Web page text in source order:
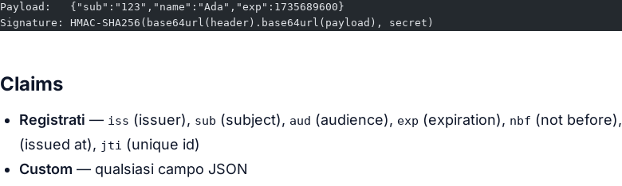
Payload:   {"sub":"123","name":"Ada","exp":1735689600}
Signature: HMAC-SHA256(base64url(header).base64url(payload), secret)
Claims
Registrati — iss (issuer), sub (subject), aud (audience), exp (expiration), nbf (not before),
(issued at), jti (unique id)
Custom — qualsiasi campo JSON